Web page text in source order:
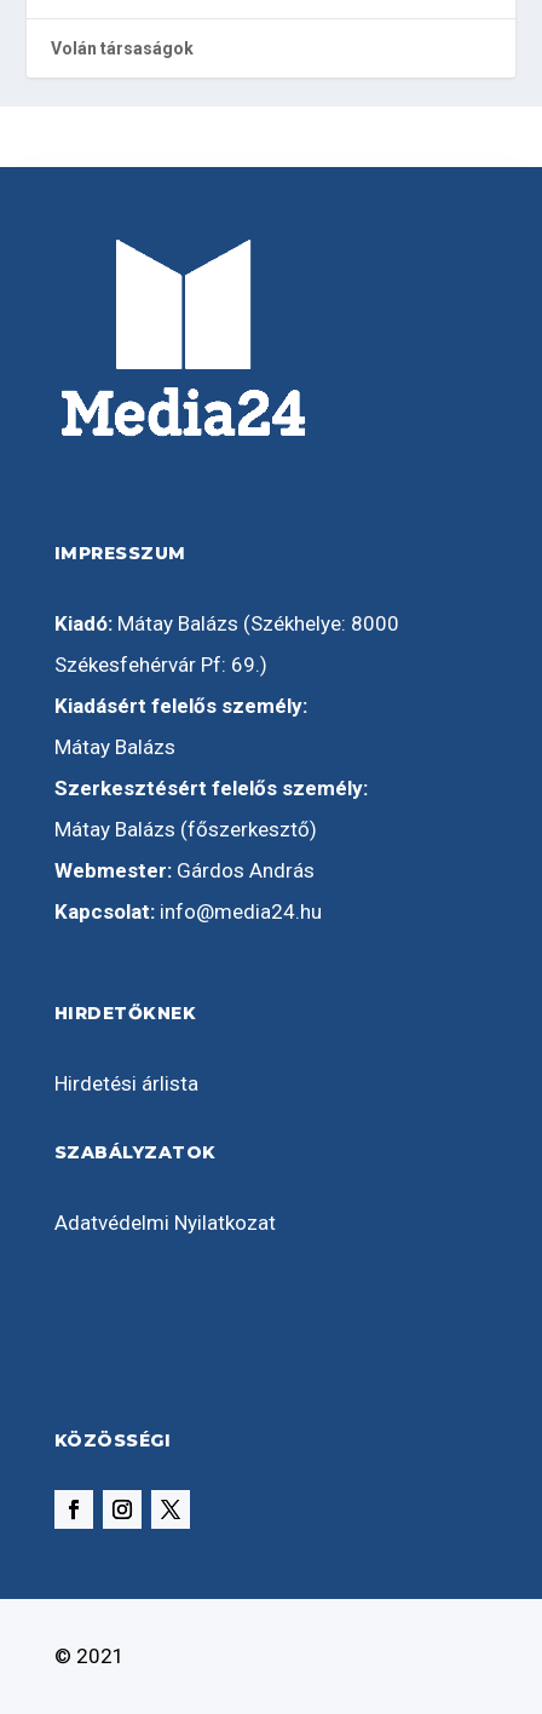
Volán társaságok
IMPRESSZUM
Kiadó:Mátay Balázs (Székhelye: 8000
Székesfehérvár Pf: 69.)
Kiadásért felelős személy:
Mátay Balázs
Szerkesztésért felelős személy:
Mátay Balázs (főszerkesztő)
Webmester:Gárdos András
Kapcsolat: info@media24.hu
HIRDETŐKNEK
Hirdetési árlista
SZABÁLYZATOK
Adatvédelmi Nyilatkozat
KÖZÖSSÉGI
© 2021